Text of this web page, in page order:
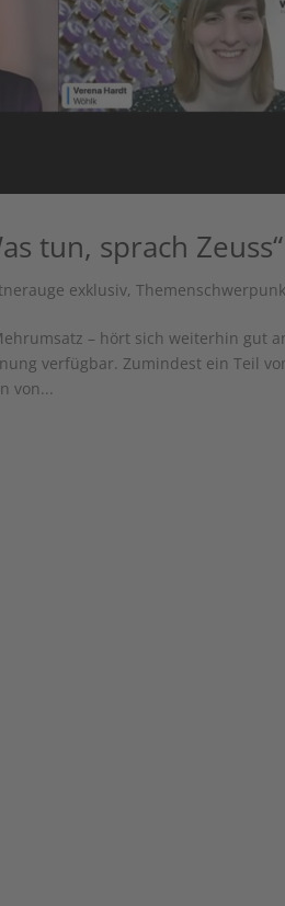
tun, sprach Zeuss“
exklusiv,
– hört sich weiterhin gut
verfügbar. Zumindest ein Teil
von...